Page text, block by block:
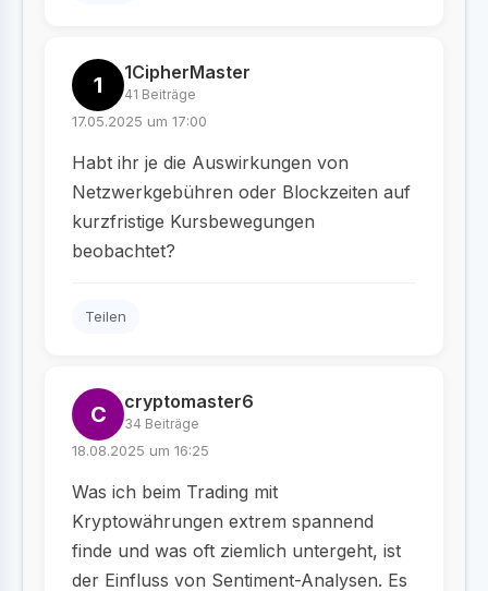
1 1CipherMaster
41 Beiträge
17.05.2025 um 17:00
Habt ihr je die Auswirkungen von
Netzwerkgebühren oder Blockzeiten auf
kurzfristige Kursbewegungen
beobachtet?
Teilen
C cryptomaster6
34 Beiträge
18.08.2025 um 16:25
Was ich beim Trading mit
Kryptowährungen extrem spannend
finde und was oft ziemlich untergeht, ist
der Einfluss von Sentiment-Analysen. Es